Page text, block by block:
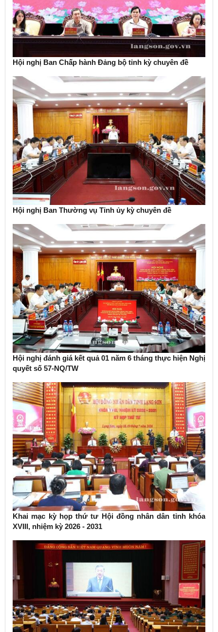
Hội nghị Ban Chấp hành Đảng bộ tỉnh kỳ chuyên đề
Hội nghị Ban Thường vụ Tỉnh ủy kỳ chuyên đề
Hội nghị đánh giá kết quả 01 năm 6 tháng thực hiện Nghị
quyết số 57-NQ/TW
Khai mạc kỳ họp thứ tư Hội đồng nhân dân tỉnh khóa
XVIII, nhiệm kỳ 2026 - 2031